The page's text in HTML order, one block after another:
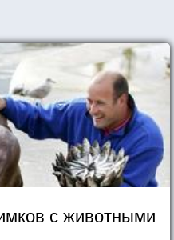
с животными